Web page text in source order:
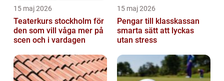
15 maj 2026
Teaterkurs stockholm för
den som vill våga mer på
scen och i vardagen
15 maj 2026
Pengar till klasskassan
smarta sätt att lyckas
utan stress